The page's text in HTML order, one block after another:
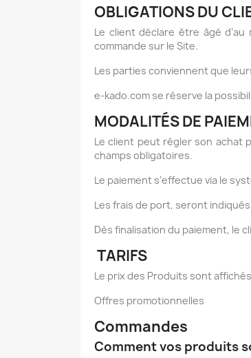
OBLIGATIONS DU
Le client déclare être âgé
commande sur le Site.
Les parties conviennent que
e-kado.com se réserve la
MODALITÉS DE
Le client peut régler son achat
champs obligatoires.
Le paiement s’effectue via le
Les frais de port, seront
Dès finalisation du paiement, le
TARIFS
Le prix des Produits sont
Offres promotionnelles
Commandes
Comment vos produits